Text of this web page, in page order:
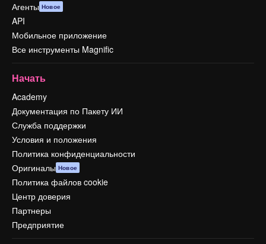
Агенты Новое
API
Мобильное приложение
Все инструменты Magnific
Начать
Academy
Документация по Пакету ИИ
Служба поддержки
Условия и положения
Политика конфиденциальности
Оригиналы Новое
Политика файлов cookie
Центр доверия
Партнеры
Предприятие